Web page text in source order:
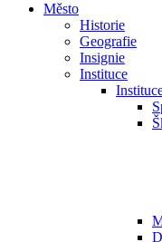
Město
Historie
Geografie
Insignie
Instituce